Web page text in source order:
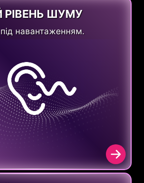
РІВЕНЬ ШУМУ
навантаженням.